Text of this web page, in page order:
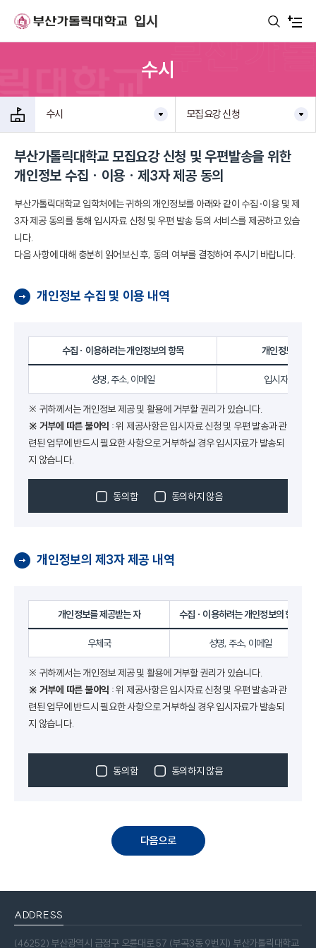
입시
수시
수시 모집요강 신청
부산가톨릭대학교 모집요강 신청 및 우편발송을 위한
개인정보 수집 · 이용 · 제3자 제공 동의
부산가톨릭대학교 입학처에는 귀하의 개인정보를 아래와 같이 수집·이용 및 제
3자 제공 동의를 통해 입시자료 신청 및 우편 발송 등의 서비스를 제공하고 있습
니다.
다음 사항에 대해 충분히 읽어보신 후, 동의 여부를 결정하여 주시기 바랍니다.
개인정보 수집 및 이용 내역
수집 · 이용하려는 개인정보의 항목 개인정보의 수
성명, 주소, 이메일 입시자료 신청
※ 귀하께서는 개인정보 제공 및 활용에 거부할 권리가 있습니다.
※ 거부에 따른 불이익 : 위 제공사항은 입시자료 신청 및 우편 발송과 관
련된 업무에 반드시 필요한 사항으로 거부하실 경우 입시자료가 발송되
지 않습니다.
동의함 동의하지 않음
개인정보의 제3자 제공 내역
개인정보를 제공받는 자 수집 · 이용하려는 개인정보의 항목
우체국 성명, 주소, 이메일
※ 귀하께서는 개인정보 제공 및 활용에 거부할 권리가 있습니다.
※ 거부에 따른 불이익 : 위 제공사항은 입시자료 신청 및 우편 발송과 관
련된 업무에 반드시 필요한 사항으로 거부하실 경우 입시자료가 발송되
지 않습니다.
동의함 동의하지 않음
다음으로
ADDRESS
(46252) 부산광역시 금정구 오륜대로 57 (부곡3동 9번지) 부산가톨릭대학교